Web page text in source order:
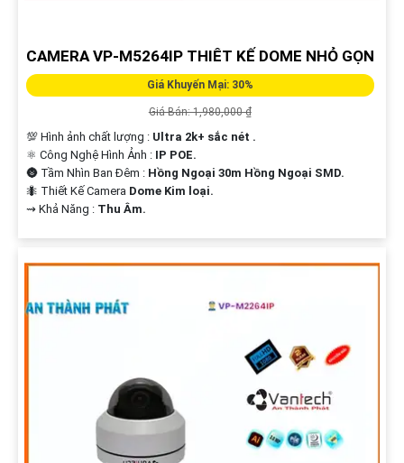
CAMERA VP-M5264IP THIÊT KẾ DOME NHỎ GỌN
Giá Khuyến Mại: 30%
Giá Bán: 1,980,000 ₫
💯 Hình ảnh chất lượng : Ultra 2k+ sắc nét .
⚛️ Công Nghệ Hình Ảnh : IP POE.
🌚 Tầm Nhìn Ban Đêm : Hồng Ngoại 30m Hồng Ngoại SMD.
🐜 Thiết Kế Camera Dome Kim loại.
️⇝ Khả Năng : Thu Âm.